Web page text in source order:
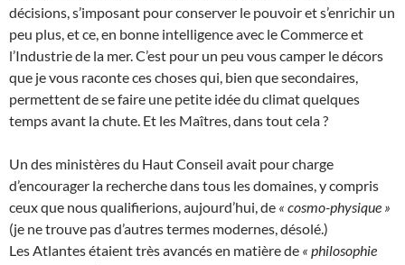
décisions, s’imposant pour conserver le pouvoir et s’enrichir un
peu plus, et ce, en bonne intelligence avec le Commerce et
l’Industrie de la mer. C’est pour un peu vous camper le décors
que je vous raconte ces choses qui, bien que secondaires,
permettent de se faire une petite idée du climat quelques
temps avant la chute. Et les Maîtres, dans tout cela ?
Un des ministères du Haut Conseil avait pour charge
d’encourager la recherche dans tous les domaines, y compris
ceux que nous qualifierions, aujourd’hui, de « cosmo-physique »
(je ne trouve pas d’autres termes modernes, désolé.)
Les Atlantes étaient très avancés en matière de « philosophie